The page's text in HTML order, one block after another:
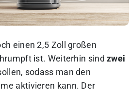
einen 2,5 Zoll großen
ist. Weiterhin sindzwei
sodass man den
aktivieren kann. Der